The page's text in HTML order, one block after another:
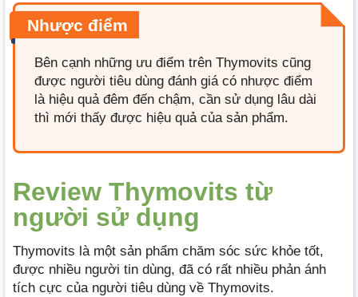
Nhược điểm
Bên cạnh những ưu điểm trên Thymovits cũng
được người tiêu dùng đánh giá có nhược điểm
là hiệu quả đêm đến chậm, cần sử dụng lâu dài
thì mới thấy được hiệu quả của sản phẩm.
Review Thymovits từ
người sử dụng
Thymovits là một sản phẩm chăm sóc sức khỏe tốt,
được nhiều người tin dùng, đã có rất nhiều phản ánh
tích cực của người tiêu dùng về Thymovits.